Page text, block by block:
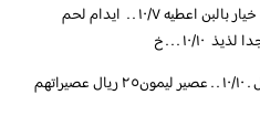
برياني لحم ٦٠ريال مرفق معاه سلطة خيار بالبن اعطيه ١٠/٧ . . ايدام لحم
وخبز ثاني نسيت اسمه بالجبنة ٢٠ ريال . ١٠/١٠ . . عصير ليمون٢٥ ريال عصيراتهم